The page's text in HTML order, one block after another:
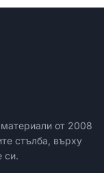
от 2008
стълба, върху
си.